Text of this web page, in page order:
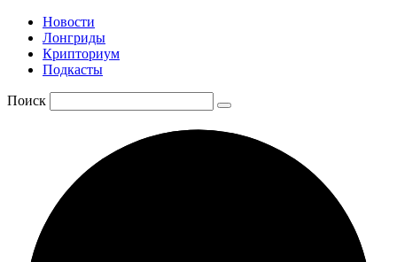
Новости
Лонгриды
Крипториум
Подкасты
Поиск